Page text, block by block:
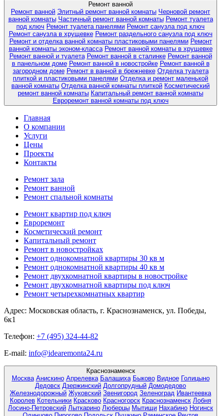
Ремонт ванной
Ремонт ванной Элитный ремонт ванной комнаты Черновой ремонт
ванной комнаты Частичный ремонт ванной комнаты Ремонт туалета
под ключ Ремонт туалета панелями Ремонт санузла под ключ
Ремонт санузла в хрущевке Ремонт раздельного санузла под ключ
Ремонт и отделка ванной комнаты пластиковыми панелями Ремонт
ванной комнаты эконом-класса Ремонт ванной комнаты в хрущевке
Ремонт ванной и туалета Ремонт ванной в сталинке Ремонт ванной
в панельном доме Ремонт ванной в новостройке Ремонт ванной в
загородном доме Ремонт в ванной в брежневке Отделка туалета
плиткой и пластиковыми панелями Отделка и ремонт маленькой
ванной комнаты Отделка ванной комнаты плиткой Косметический
ремонт ванной комнаты Капитальный ремонт ванной комнаты
Евроремонт ванной комнаты под ключ
Главная
О компании
Услуги
Цены
Проекты
Контакты
Ремонт зала
Ремонт ванной
Ремонт спальной комнаты
Ремонт квартир под ключ
Евроремонт
Косметический ремонт
Капитальный ремонт
Ремонт в новостройках
Ремонт однокомнатной квартиры 30 кв м
Ремонт однокомнатной квартиры 40 кв м
Ремонт двухкомнатной квартиры в новостройке
Ремонт двухкомнатной квартиры под ключ
Ремонт четырехкомнатных квартир
Адрес: Московская область, г. Краснознаменск, ул. Победы,
6к1
Телефон: +7 (495) 324-44-82
E-mail: info@idearemonta24.ru
Краснознаменск
Москва Анискино Апрелевка Балашиха Быково Видное Голицыно
Дедовск Дзержинский Долгопрудный Домодедово
Железнодорожный Жуковский Звенигород Зеленоград Ивантеевка
Королев Котельники Красково Красногорск Краснознаменск Лобня
Лосино-Петровский Лыткарино Люберцы Мытищи Нахабино Ногинск